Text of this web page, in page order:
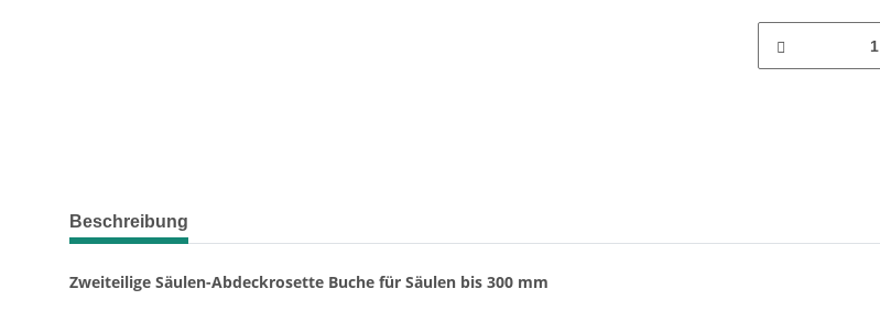
weitere Registerkarten anzeigen
Beschreibung
Zweiteilige Säulen-Abdeckrosette Buche für Säulen bis 300 mm